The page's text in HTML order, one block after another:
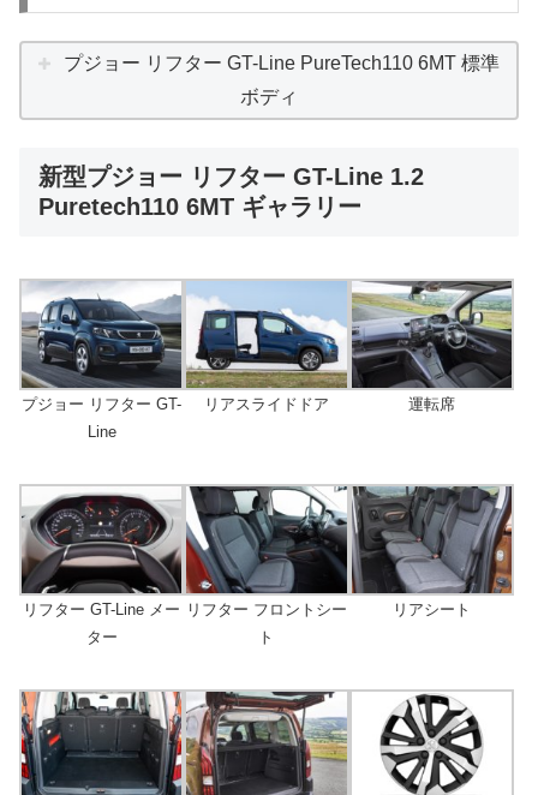
プジョー リフター GT-Line PureTech110 6MT 標準
ボディ
新型プジョー リフター GT-Line 1.2
Puretech110 6MT ギャラリー
プジョー リフター GT-
Line
リアスライドドア 運転席
リフター GT-Line メー
ター
リフター フロントシー
ト
リアシート